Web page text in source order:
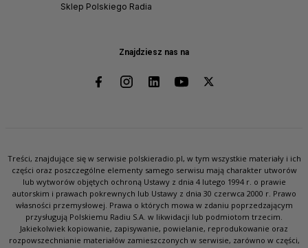
Znajdziesz nas na
Sklep Polskiego Radia
Treści, znajdujące się w serwisie polskieradio.pl, w tym wszystkie materiały i ich
części oraz poszczególne elementy samego serwisu mają charakter utworów
lub wytworów objętych ochroną Ustawy z dnia 4 lutego 1994 r. o prawie
autorskim i prawach pokrewnych lub Ustawy z dnia 30 czerwca 2000 r. Prawo
własności przemysłowej. Prawa o których mowa w zdaniu poprzedzającym
przysługują Polskiemu Radiu S.A. w likwidacji lub podmiotom trzecim.
Jakiekolwiek kopiowanie, zapisywanie, powielanie, reprodukowanie oraz
rozpowszechnianie materiałów zamieszczonych w serwisie, zarówno w części,